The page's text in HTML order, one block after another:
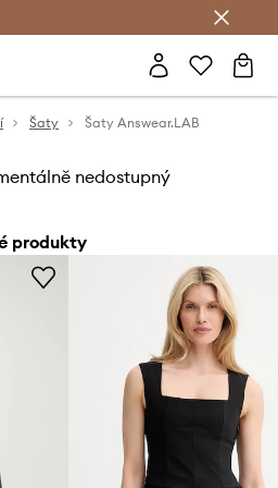
Šaty Šaty Answear.LAB
nedostupný
produkty